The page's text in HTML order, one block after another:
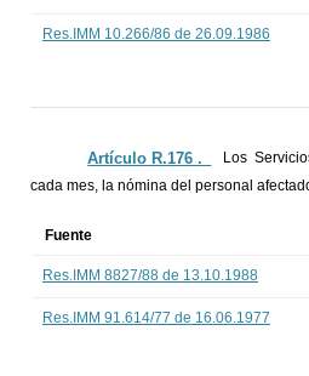
Res.IMM 10.266/86 de 26.09.1986
Artículo R.176 ._
Los
cada mes, la nómina del personal
Fuente
Res.IMM 8827/88 de 13.10.1988
Res.IMM 91.614/77 de 16.06.1977